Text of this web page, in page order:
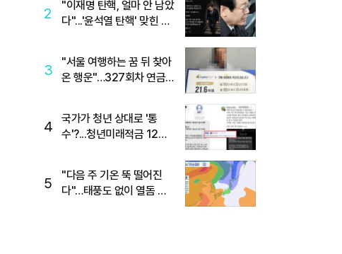
2
"이재명 탄핵, 얼마 안 남았
다"...'윤석열 탄핵' 맞힌 무
3
"서울 여행하는 꿈 뒤 찾아
온 행운"…327회차 연금
4
국가가 청년 상대로 '통
수'?...청년미래적금 12%
5
"다음 주 기온 뚝 떨어진
다"…태풍도 없이 열돔 박